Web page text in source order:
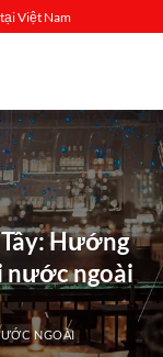
Việt Nam
Hướng
nước ngoài
NGOÀI